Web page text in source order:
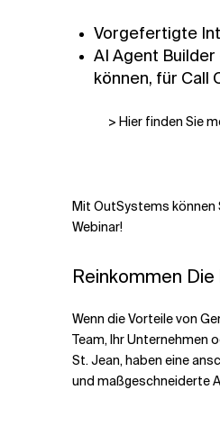
Vorgefertigte
AI Agent
können, für Call
> Hier finden Sie
Mit OutSystems können
Webinar!
Reinkommen Die
Wenn die Vorteile von
Team, Ihr Unternehmen
St. Jean, haben eine
und maßgeschneiderte